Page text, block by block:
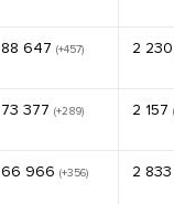
88 647 (+457) 2 230
73 377 (+289) 2 157
66 966 (+356) 2 833